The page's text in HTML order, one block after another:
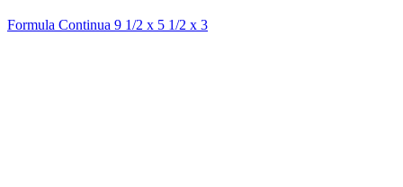
Formula Continua 9 1/2 x 5 1/2 x 3